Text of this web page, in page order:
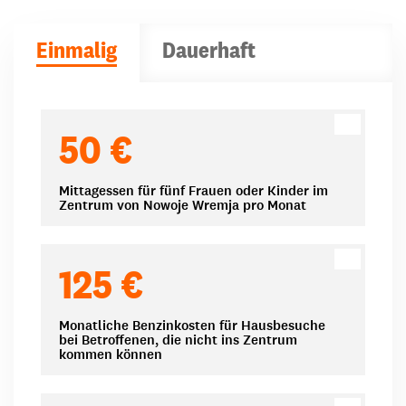
Einmalig Dauerhaft
50 €
Mittagessen für fünf Frauen oder Kinder im
Zentrum von Nowoje Wremja pro Monat
125 €
Monatliche Benzinkosten für Hausbesuche
bei Betroffenen, die nicht ins Zentrum
kommen können